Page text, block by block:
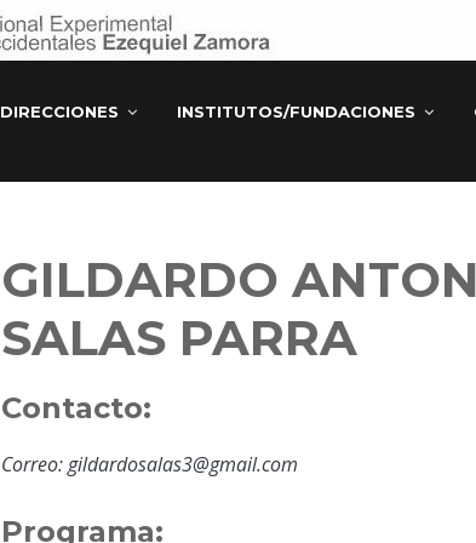
DIRECCIONES INSTITUTOS/FUNDACIONES
GILDARDO
SALAS PARRA
Contacto:
Correo: gildardosalas3@gmail.com
Programa: